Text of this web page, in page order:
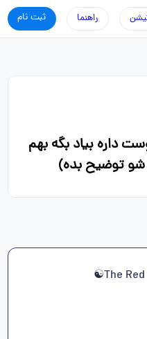
ثبت نام راهنما
داره بیاد بگه بهم
توضیح بده)